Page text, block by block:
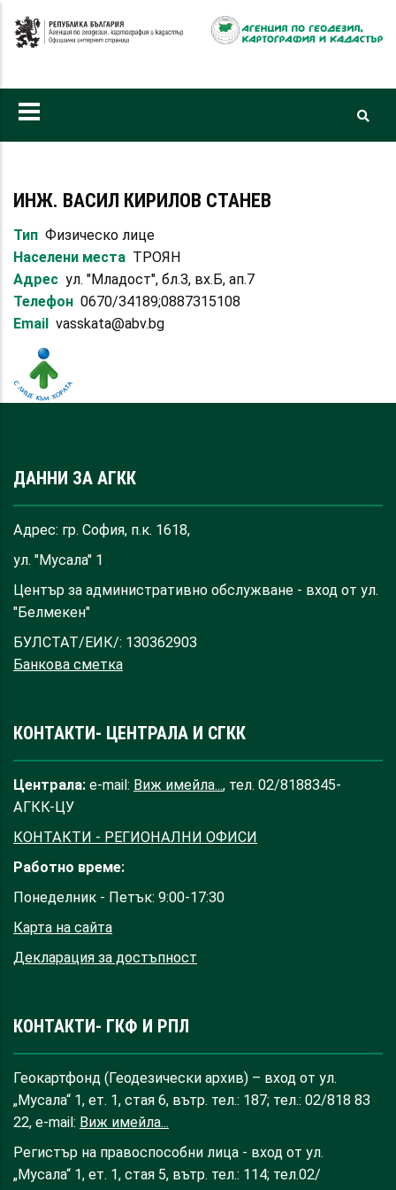
към
ИНЖ. ВАСИЛ КИРИЛОВ СТАНЕВ
Тип Физическо лице
Населени места ТРОЯН
Адрес ул. "Младост", бл.3, вх.Б, ап.7
Телефон 0670/34189;0887315108
Email
vasskata@abv.bg
ДАННИ ЗА АГКК
Адрес: гр. София, п.к. 1618,
ул. "Мусала" 1
Център за административно обслужване - вход от ул.
"Белмекен"
БУЛСТАТ/ЕИК/: 130362903
Банкова сметка
КОНТАКТИ- ЦЕНТРАЛА И СГКК
Централа: e-mail: Виж имейла..., тел. 02/8188345-
АГКК-ЦУ
КОНТАКТИ - РЕГИОНАЛНИ ОФИСИ
Работно време:
Понеделник - Петък: 9:00-17:30
Карта на сайта
Декларация за достъпност
КОНТАКТИ- ГКФ И РПЛ
Геокартфонд (Геодезически архив) – вход от ул.
„Мусала“ 1, ет. 1, стая 6, вътр. тел.: 187; тел.: 02/818 83
22, e-mail: Виж имейла...
Регистър на правоспособни лица - вход от ул.
„Мусала“ 1, ет. 1, стая 5, вътр. тел.: 114; тел.02/